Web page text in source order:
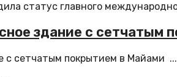
статус главного
здание с сетчатым
с сетчатым покрытием в Майами ...